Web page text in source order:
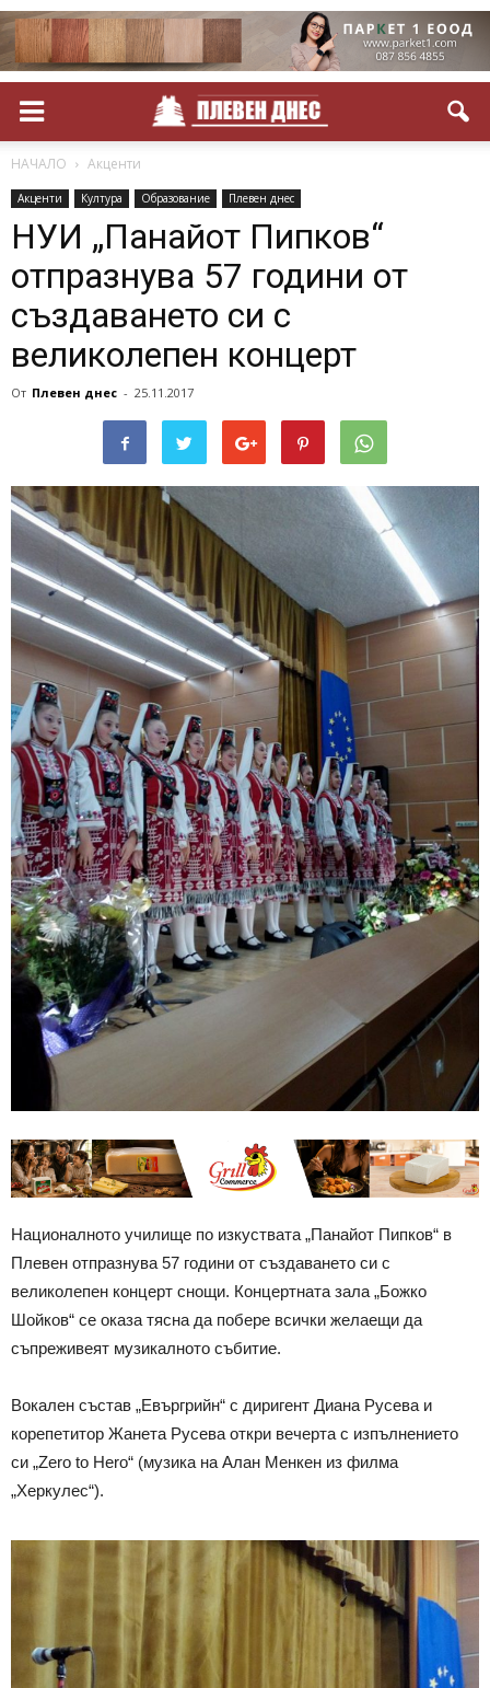
НАЧАЛО Акценти
Акценти Култура Образование Плевен днес
НУИ „Панайот Пипков“
отпразнува 57 години от
създаването си с
великолепен концерт
От Плевен днес - 25.11.2017
Националното училище по изкуствата „Панайот Пипков“ в
Плевен отпразнува 57 години от създаването си с
великолепен концерт снощи. Концертната зала „Божко
Шойков“ се оказа тясна да побере всички желаещи да
съпреживеят музикалното събитие.
Вокален състав „Евъргрийн“ с диригент Диана Русева и
корепетитор Жанета Русева откри вечерта с изпълнението
си „Zero to Hero“ (музика на Алан Менкен из филма
„Херкулес“).